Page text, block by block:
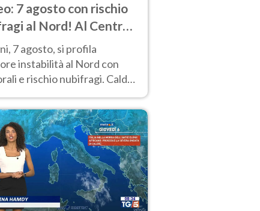
7 agosto con rischio
al Nord! Al Centro-
estremo
7 agosto, si profila
instabilità al Nord con
e rischio nubifragi. Caldo